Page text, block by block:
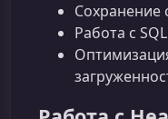
Сохранение
Работа с